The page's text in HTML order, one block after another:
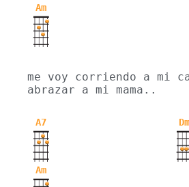
Am
me voy corriendo a mi
abrazar a mi mama..
A7 Dm
Am